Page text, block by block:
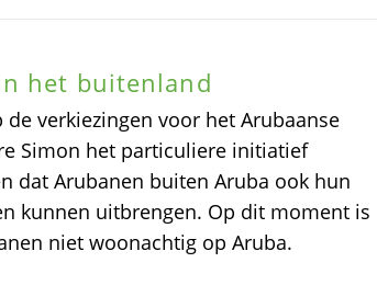
het buitenland
de verkiezingen voor het Arubaanse
Simon het particuliere initiatief
dat Arubanen buiten Aruba ook hun
kunnen uitbrengen. Op dit moment is
niet woonachtig op Aruba.